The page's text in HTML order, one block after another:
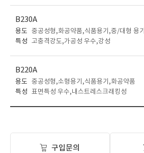
B230A
용도 중공성형,화공약품,식품용기,중/대형 용기
특성 고충격강도,가공성 우수,강성
B220A
용도 중공성형,소형용기,식품용기,화공약품
특성 표면특성 우수,내스트레스크래킹성
구입문의